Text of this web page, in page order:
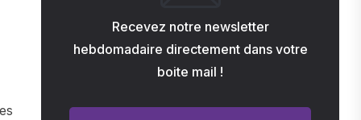
Recevez notre newsletter
hebdomadaire directement dans votre
boite mail !